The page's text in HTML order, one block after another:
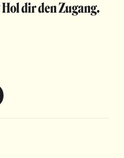
dir den Zugang.